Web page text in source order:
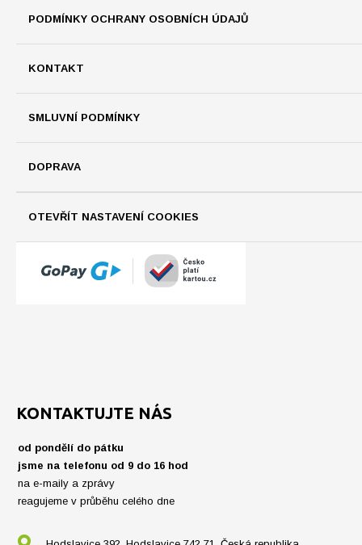
PODMÍNKY OCHRANY OSOBNÍCH ÚDAJŮ
KONTAKT
SMLUVNÍ PODMÍNKY
DOPRAVA
OTEVŘÍT NASTAVENÍ COOKIES
KONTAKTUJTE NÁS
od pondělí do pátku
jsme na telefonu od 9 do 16 hod
na e-maily a zprávy
reagujeme v průběhu celého dne